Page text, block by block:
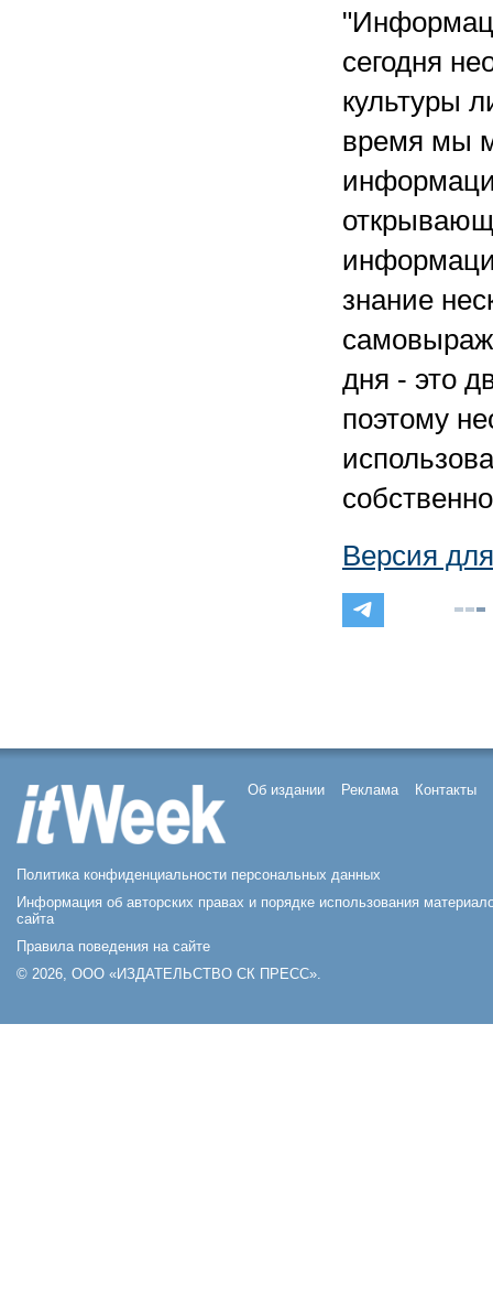
сегодня
культуры
время мы
знание
дня - это
поэтому
Версия
Об издании Реклама Контакты
Политика конфиденциальности персональных данных
Информация об авторских правах и порядке использования
сайта
Правила поведения на сайте
© 2026, ООО «ИЗДАТЕЛЬСТВО СК ПРЕСС».